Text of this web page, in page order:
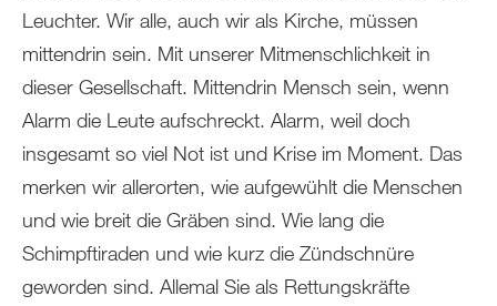
Leuchter. Wir alle, auch wir als Kirche, müssen
mittendrin sein. Mit unserer Mitmenschlichkeit in
dieser Gesellschaft. Mittendrin Mensch sein, wenn
Alarm die Leute aufschreckt. Alarm, weil doch
insgesamt so viel Not ist und Krise im Moment. Das
merken wir allerorten, wie aufgewühlt die Menschen
und wie breit die Gräben sind. Wie lang die
Schimpftiraden und wie kurz die Zündschnüre
geworden sind. Allemal Sie als Rettungskräfte